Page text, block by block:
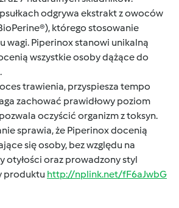
odgrywa ekstrakt z owoców
którego stosowanie
wagi. Piperinox stanowi unikalną
wszystkie osoby dążące do
trawienia, przyspiesza tempo
zachować prawidłowy poziom
oczyścić organizm z toksyn.
sprawia, że Piperinox docenią
się osoby, bez względu na
otyłości oraz prowadzony styl
produktu http://nplink.net/fF6aJwbG